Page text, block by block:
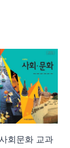
회문화 교과